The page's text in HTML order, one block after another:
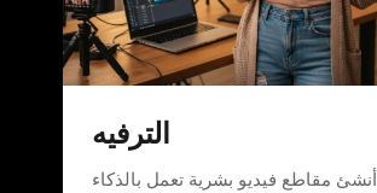
الترفيه
أنشئ مقاطع فيديو بشرية تعمل بالذكاء